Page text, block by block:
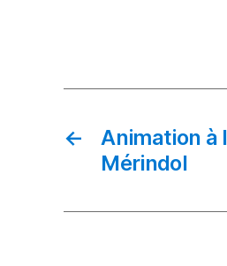
←
Animation à
Mérindol